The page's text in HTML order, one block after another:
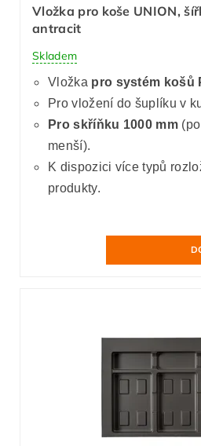
Vložka pro koše UNION,
antracit
Skladem
Vložka pro systém košů
Pro vložení do šuplíku v
Pro skříňku 1000 mm
menší).
K dispozici více typů
produkty.